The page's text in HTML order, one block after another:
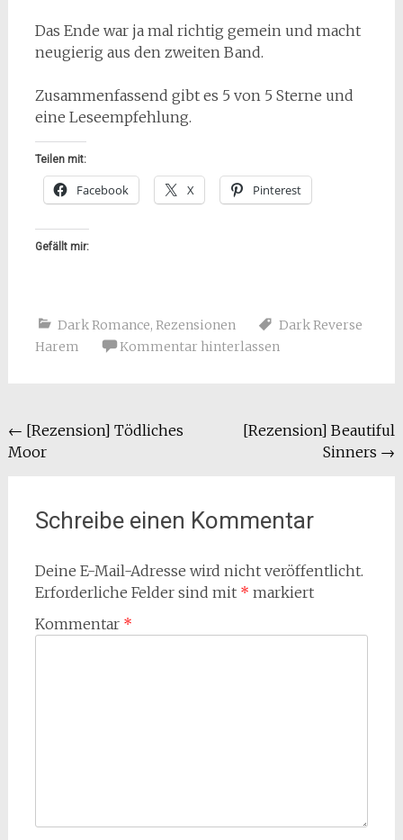
Das Ende war ja mal richtig gemein und macht
neugierig aus den zweiten Band.
Zusammenfassend gibt es 5 von 5 Sterne und
eine Leseempfehlung.
Teilen mit:
Facebook X Pinterest
Gefällt mir:
Dark Romance, Rezensionen
Dark Reverse
Harem
Kommentar hinterlassen
Beitragsnavigation
← [Rezension] Tödliches
Moor
[Rezension] Beautiful
Sinners →
Schreibe einen Kommentar
Deine E-Mail-Adresse wird nicht veröffentlicht.
Erforderliche Felder sind mit * markiert
Kommentar *